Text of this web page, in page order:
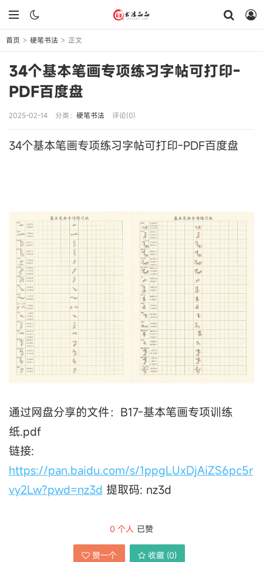
首页 > 硬笔书法 > 正文
34个基本笔画专项练习字帖可打印-
PDF百度盘
2025-02-14 分类： 硬笔书法 评论(0)
34个基本笔画专项练习字帖可打印-PDF百度盘
通过网盘分享的文件：B17-基本笔画专项训练
纸.pdf
链接:
https://pan.baidu.com/s/1ppgLUxDjAiZS6pc5r
vy2Lw?pwd=nz3d 提取码: nz3d
0 个人 已赞
赞一个 收藏 (0)